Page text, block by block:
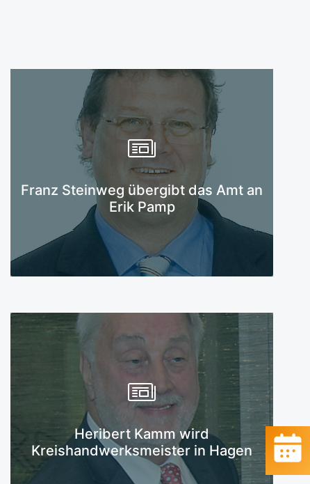
Franz Steinweg übergibt das Amt an
Erik Pamp
Mehr erfahren
Heribert Kamm wird
Kreishandwerksmeister in Hagen
Mehr erfahren